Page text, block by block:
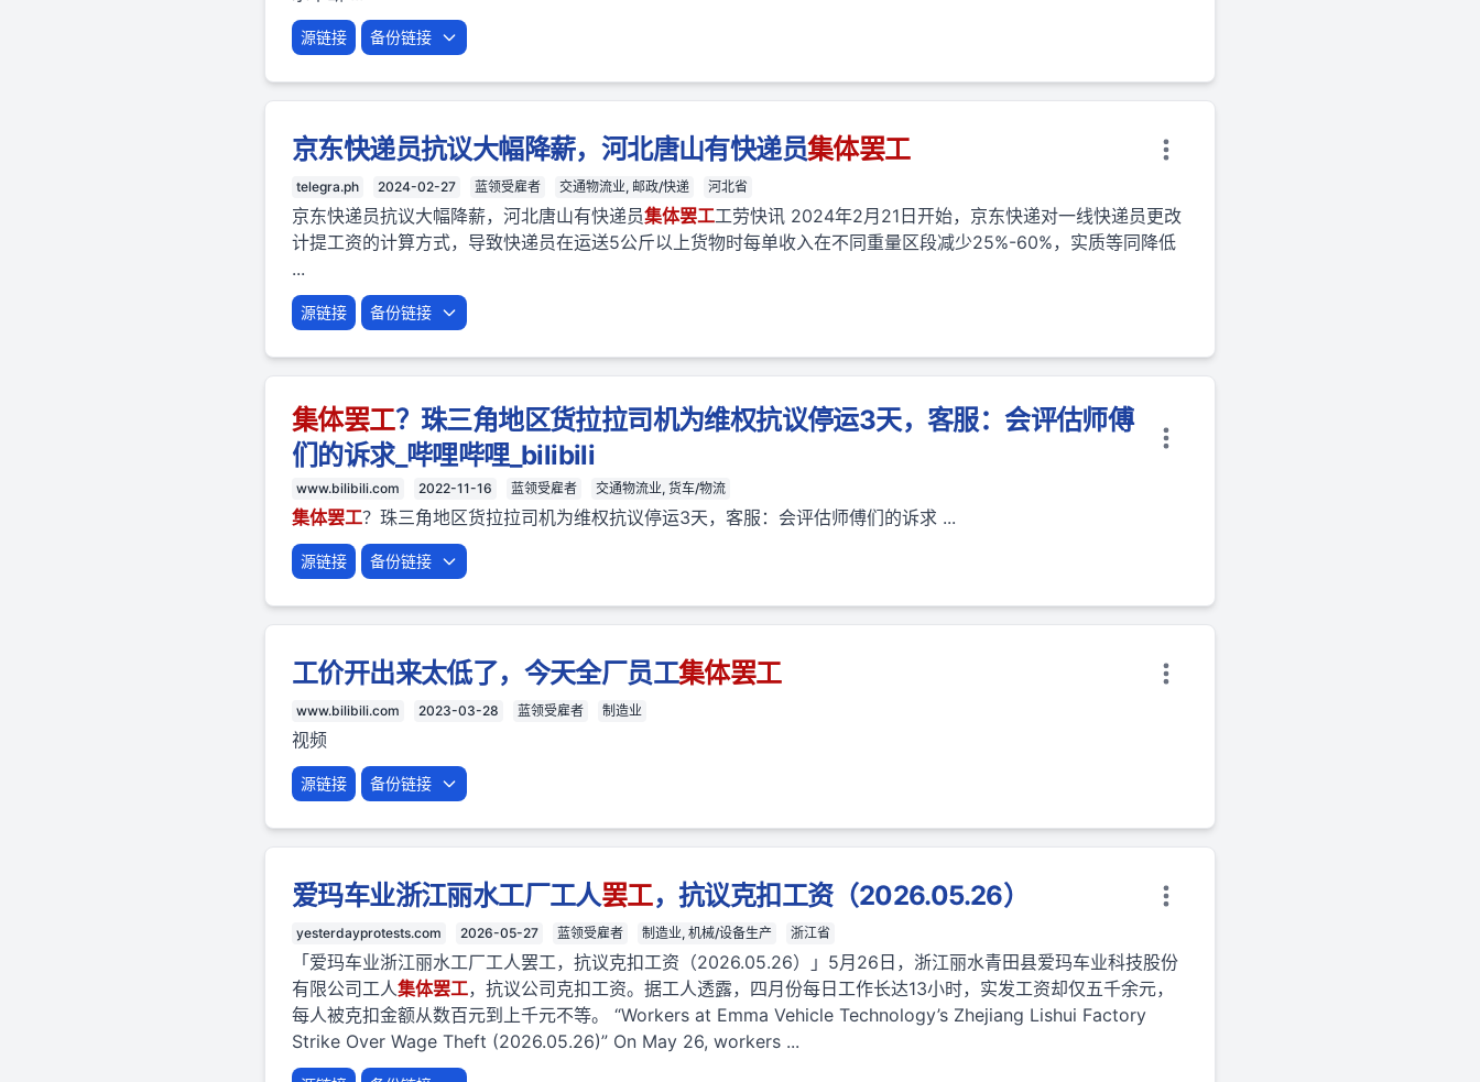
源链接 备份链接
京东快递员抗议大幅降薪，河北唐山有快递员集体罢工
telegra.ph 2024-02-27 蓝领受雇者 交通物流业, 邮政/快递 河北省
京东快递员抗议大幅降薪，河北唐山有快递员集体罢工工劳快讯 2024年2月21日开始，京东快递对一线快递员更改
计提工资的计算方式，导致快递员在运送5公斤以上货物时每单收入在不同重量区段减少25%-60%，实质等同降低
...
源链接 备份链接
集体罢工？珠三角地区货拉拉司机为维权抗议停运3天，客服：会评估师傅
们的诉求_哔哩哔哩_bilibili
www.bilibili.com 2022-11-16 蓝领受雇者 交通物流业, 货车/物流
集体罢工？珠三角地区货拉拉司机为维权抗议停运3天，客服：会评估师傅们的诉求 ...
源链接 备份链接
工价开出来太低了，今天全厂员工集体罢工
www.bilibili.com 2023-03-28 蓝领受雇者 制造业
视频
源链接 备份链接
爱玛车业浙江丽水工厂工人罢工，抗议克扣工资（2026.05.26）
yesterdayprotests.com 2026-05-27 蓝领受雇者 制造业, 机械/设备生产 浙江省
「爱玛车业浙江丽水工厂工人罢工，抗议克扣工资（2026.05.26）」5月26日，浙江丽水青田县爱玛车业科技股份
有限公司工人集体罢工，抗议公司克扣工资。据工人透露，四月份每日工作长达13小时，实发工资却仅五千余元，
每人被克扣金额从数百元到上千元不等。 “Workers at Emma Vehicle Technology’s Zhejiang Lishui Factory
Strike Over Wage Theft (2026.05.26)” On May 26, workers ...